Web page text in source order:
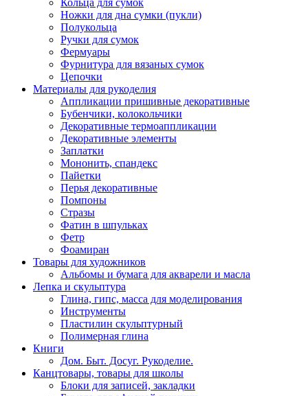
Кольца для сумок
Ножки для дна сумки (пукли)
Полукольца
Ручки для сумок
Фермуары
Фурнитура для вязаных сумок
Цепочки
Материалы для рукоделия
Аппликации пришивные декоративные
Бубенчики, колокольчики
Декоративные термоаппликации
Декоративные элементы
Заплатки
Мононить, спандекс
Пайетки
Перья декоративные
Помпоны
Стразы
Фатин в шпульках
Фетр
Фоамиран
Товары для художников
Альбомы и бумага для акварели и масла
Лепка и скульптура
Глина, гипс, масса для моделирования
Инструменты
Пластилин скульптурный
Полимерная глина
Книги
Дом. Быт. Досуг. Рукоделие.
Канцтовары, товары для школы
Блоки для записей, закладки